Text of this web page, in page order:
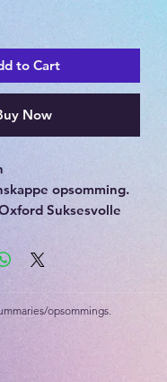
to Cart
Now
opsomming.
Suksesvolle
Kwartaal 1
opsommings.